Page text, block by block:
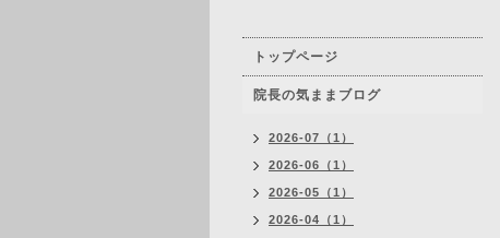
トップページ
院長の気ままブログ
2026-07（1）
2026-06（1）
2026-05（1）
2026-04（1）